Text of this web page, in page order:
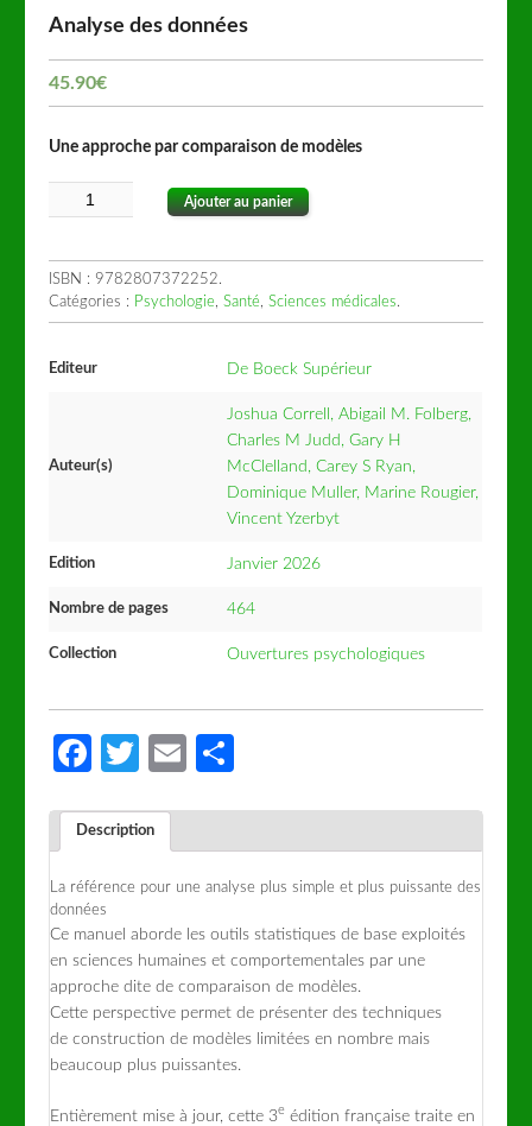
Analyse des données
45.90€
Une approche par comparaison de modèles
Ajouter au panier
ISBN : 9782807372252.
Catégories : Psychologie,Santé,Sciences médicales.
Editeur De Boeck Supérieur
Auteur(s)
Joshua Correll, Abigail M. Folberg,
Charles M Judd, Gary H
McClelland, Carey S Ryan,
Dominique Muller, Marine Rougier,
Vincent Yzerbyt
Edition Janvier 2026
Nombre de pages 464
Collection Ouvertures psychologiques
Facebook
Twitter
Email
Description
La référence pour une analyse plus simple et plus puissante des
données
Ce manuel aborde les outils statistiques de base exploités
en sciences humaines et comportementales par une
approche dite de comparaison de modèles.
Cette perspective permet de présenter des techniques
de construction de modèles limitées en nombre mais
beaucoup plus puissantes.
Entièrement mise à jour, cette 3e édition française traite en